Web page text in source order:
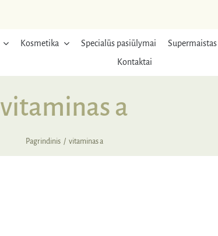
Kosmetika Specialūs pasiūlymai Supermaistas
Kontaktai
vitaminas a
Pagrindinis vitaminas a